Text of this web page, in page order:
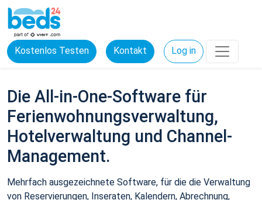
Kostenlos Testen Kontakt Log in
Die All-in-One-Software für
Ferienwohnungsverwaltung,
Hotelverwaltung und Channel-
Management.
Mehrfach ausgezeichnete Software, für die die Verwaltung
von Reservierungen, Inseraten, Kalendern, Abrechnung,